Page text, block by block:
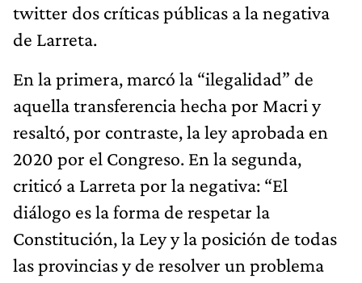
twitter dos críticas públicas a la negativa
de Larreta.
En la primera, marcó la “ilegalidad” de
aquella transferencia hecha por Macri y
resaltó, por contraste, la ley aprobada en
2020 por el Congreso. En la segunda,
criticó a Larreta por la negativa: “El
diálogo es la forma de respetar la
Constitución, la Ley y la posición de todas
las provincias y de resolver un problema